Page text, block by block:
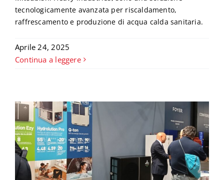
tecnologicamente avanzata per riscaldamento,
raffrescamento e produzione di acqua calda sanitaria.
Aprile 24, 2025
Continua a leggere